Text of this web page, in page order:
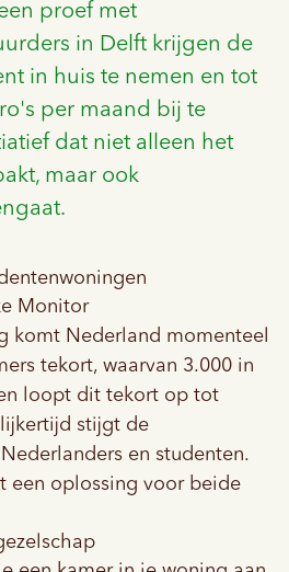
proef met
in Delft krijgen de
in huis te nemen en tot
per maand bij te
dat niet alleen het
maar ook
Monitor
komt Nederland momenteel
tekort, waarvan 3.000 in
loopt dit tekort op tot
stijgt de
Nederlanders en studenten.
een oplossing voor beide